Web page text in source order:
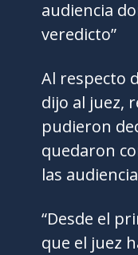
audiencia
veredicto”
Al respecto
dijo al juez,
pudieron
quedaron
las
“Desde el
que el juez